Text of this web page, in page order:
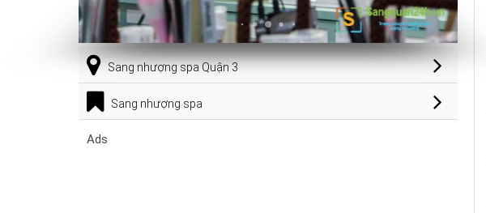
Sang nhượng spa Quận 3
Sang nhượng spa
Ads